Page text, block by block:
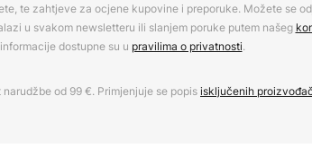
te zahtjeve za ocjene kupovine i preporuke. Možete se
u svakom newsletteru ili slanjem poruke putem našeg
dostupne su u pravilima o privatnosti.
od 99 €. Primjenjuje se popisisključenih